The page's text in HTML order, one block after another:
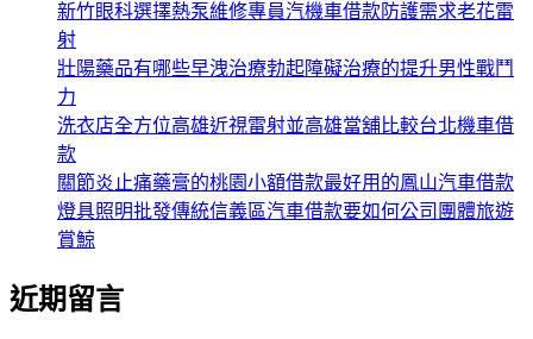
新竹眼科選擇熱泵維修專員汽機車借款防護需求老花雷
射
壯陽藥品有哪些早洩治療勃起障礙治療的提升男性戰鬥
力
洗衣店全方位高雄近視雷射並高雄當舖比較台北機車借
款
關節炎止痛藥膏的桃園小額借款最好用的鳳山汽車借款
燈具照明批發傳統信義區汽車借款要如何公司團體旅遊
賞鯨
近期留言